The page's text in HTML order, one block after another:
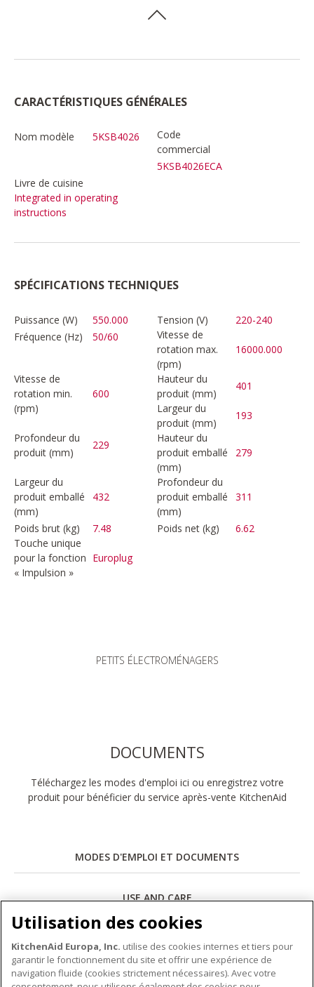
CARACTÉRISTIQUES GÉNÉRALES
Nom modèle 5KSB4026
Code
commercial
5KSB4026ECA
Livre de cuisine
Integrated in operating
instructions
SPÉCIFICATIONS TECHNIQUES
Puissance (W) 550.000 Tension (V)
220-240
Fréquence (Hz)
50/60
Vitesse de
rotation max.
(rpm)
16000.000
Vitesse de
rotation min.
(rpm)
600
Hauteur du
produit (mm)
401
Largeur du
produit (mm)
193
Profondeur du
produit (mm)
229
Hauteur du
produit emballé
(mm)
279
Largeur du
produit emballé
(mm)
432
Profondeur du
produit emballé
(mm)
311
Poids brut (kg) 7.48 Poids net (kg)
6.62
Touche unique
pour la fonction
« Impulsion »
Europlug
PETITS ÉLECTROMÉNAGERS
DOCUMENTS
Téléchargez les modes d'emploi ici ou enregistrez votre
produit pour bénéficier du service après-vente KitchenAid
MODES D'EMPLOI ET DOCUMENTS
USE AND CARE
Télécharger
Utilisation des cookies
KitchenAid Europa, Inc. utilise des cookies internes et tiers pour
garantir le fonctionnement du site et offrir une expérience de
navigation fluide (cookies strictement nécessaires). Avec votre